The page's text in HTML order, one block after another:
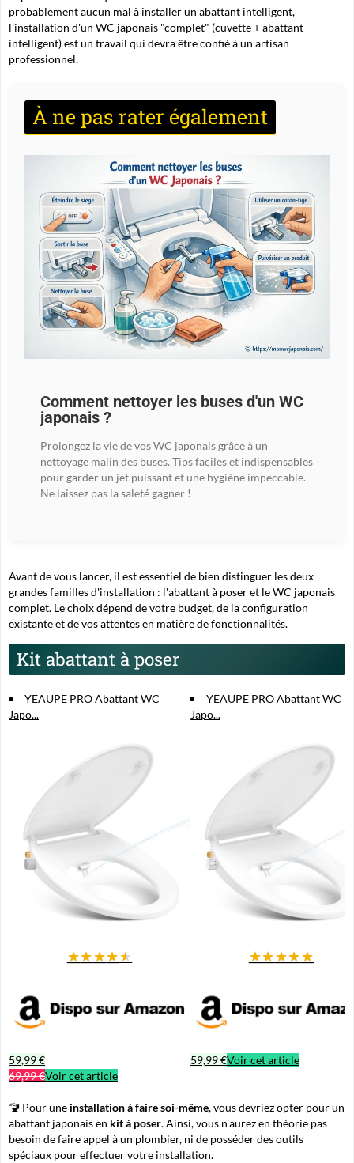
probablement aucun mal à installer un abattant intelligent,
l'installation d'un WC japonais "complet" (cuvette + abattant
intelligent) est un travail qui devra être confié à un artisan
professionnel.
À ne pas rater également
Comment nettoyer les buses d'un WC
japonais ?
Prolongez la vie de vos WC japonais grâce à un
nettoyage malin des buses. Tips faciles et indispensables
pour garder un jet puissant et une hygiène impeccable.
Ne laissez pas la saleté gagner !
Avant de vous lancer, il est essentiel de bien distinguer les deux
grandes familles d'installation : l'abattant à poser et le WC japonais
complet. Le choix dépend de votre budget, de la configuration
existante et de vos attentes en matière de fonctionnalités.
Kit abattant à poser
YEAUPE PRO Abattant WC
Japo...
★★★★★
59,99 €
69,99 €Voir cet article
YEAUPE PRO Abattant WC
Japo...
★★★★★
59,99 €Voir cet article
🚾 Pour une installation à faire soi-même, vous devriez opter pour un
abattant japonais en kit à poser. Ainsi, vous n'aurez en théorie pas
besoin de faire appel à un plombier, ni de posséder des outils
spéciaux pour effectuer votre installation.